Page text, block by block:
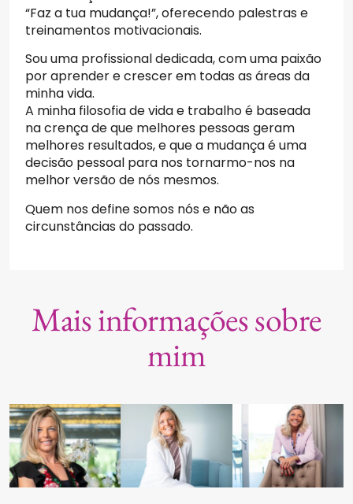
“Faz a tua mudança!”, oferecendo palestras e
treinamentos motivacionais.
Sou uma profissional dedicada, com uma paixão
por aprender e crescer em todas as áreas da
minha vida.
A minha filosofia de vida e trabalho é baseada
na crença de que melhores pessoas geram
melhores resultados, e que a mudança é uma
decisão pessoal para nos tornarmo-nos na
melhor versão de nós mesmos.
Quem nos define somos nós e não as
circunstâncias do passado.
Mais informações sobre
mim